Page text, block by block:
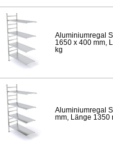
Aluminiumregal
1650 x 400 mm,
kg
Aluminiumregal
mm, Länge 1350